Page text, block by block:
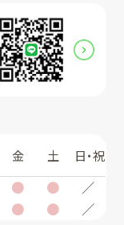
金 土 日・祝
● ●
／
● ● ／